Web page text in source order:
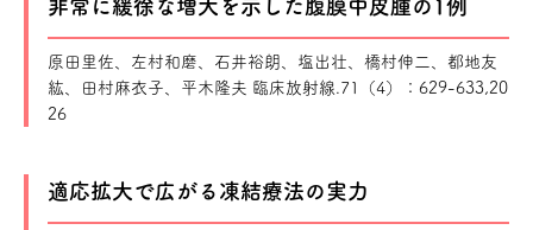
非常に緩徐な増大を示した腹膜中皮腫の1例
原田里佐、左村和磨、石井裕朗、塩出壮、橋村伸二、都地友
紘、田村麻衣子、平木隆夫 臨床放射線.71（4）：629-633,20
26
適応拡大で広がる凍結療法の実力